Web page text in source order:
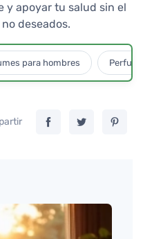
y apoyar tu salud sin el
deseados.
para hombres